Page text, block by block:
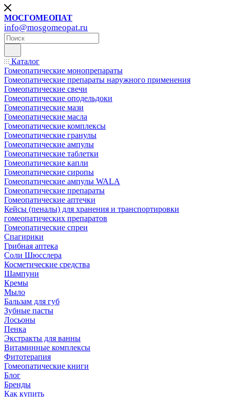
МОСГОМЕОПАТ
info@mosgomeopat.ru
Каталог
Гомеопатические монопрепараты
Гомеопатические препараты наружного применения
Гомеопатические свечи
Гомеопатические оподельдоки
Гомеопатические мази
Гомеопатические масла
Гомеопатические комплексы
Гомеопатические гранулы
Гомеопатические ампулы
Гомеопатические таблетки
Гомеопатические капли
Гомеопатические сиропы
Гомеопатические ампулы WALA
Гомеопатические препараты
Гомеопатические аптечки
Кейсы (пеналы) для хранения и транспортировки
гомеопатических препаратов
Гомеопатические спреи
Спагирики
Грибная аптека
Соли Шюсслера
Косметические средства
Шампуни
Кремы
Мыло
Бальзам для губ
Зубные пасты
Лосьоны
Пенка
Экстракты для ванны
Витаминные комплексы
Фитотерапия
Гомеопатические книги
Блог
Бренды
Как купить